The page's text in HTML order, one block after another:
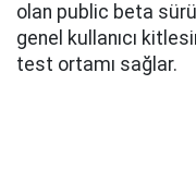
olan public beta
genel kullanıcı
test ortamı sağlar.